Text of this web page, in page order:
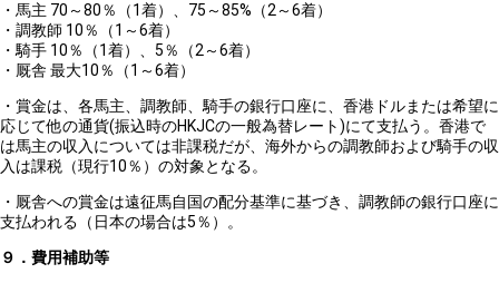
・馬主 70 ～80％（1着）、75～85%（2～6着）
・調教師 10％（1～6着）
・騎手 10％（1着）、5％（2～6着）
・厩舎 最大10％（1～6着）
・賞金は、各馬主、調教師、騎手の銀行口座に、香港ドルまたは希望に
応じて他の通貨(振込時のHKJCの一般為替レート)にて支払う。香港で
は馬主の収入については非課税だが、海外からの調教師および騎手の収
入は課税（現行10％）の対象となる。
・厩舎への賞金は遠征馬自国の配分基準に基づき、調教師の銀行口座に
支払われる（日本の場合は5％）。
９．費用補助等